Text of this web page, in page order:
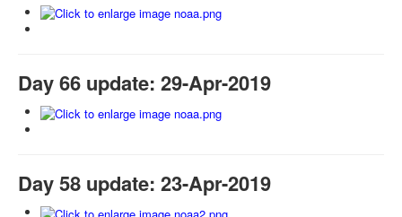
Day 66 update: 29-Apr-2019
Day 58 update: 23-Apr-2019